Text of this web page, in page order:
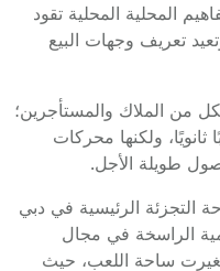
المحلية المحلية تقود
تعريف وجهات البيع
من الملاك والمستأجرين؛
ثانويًا، ولكنها محركات
طويلة الأجل.
التجزئة الرئيسية في دبي
الراسخة في مجال
تغيرت ساحة اللعب، حيث